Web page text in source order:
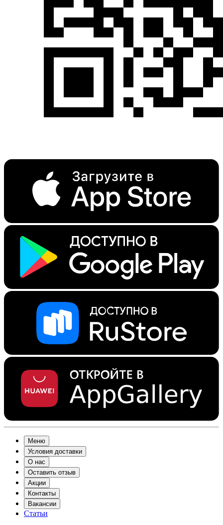
Меню
Условия доставки
О нас
Оставить отзыв
Акции
Контакты
Вакансии
Статьи